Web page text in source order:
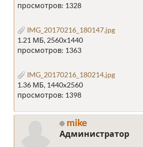
просмотров: 1328
IMG_20170216_180147.jpg
1.21 МБ, 2560x1440
просмотров: 1363
IMG_20170216_180214.jpg
1.36 МБ, 1440x2560
просмотров: 1398
mike
Администратор